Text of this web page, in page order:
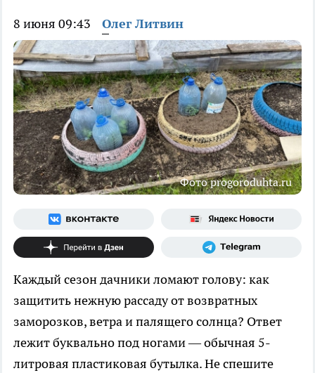
8 июня 09:43 Олег Литвин
Фото progoroduhta.ru
Каждый сезон дачники ломают голову: как
защитить нежную рассаду от возвратных
заморозков, ветра и палящего солнца? Ответ
лежит буквально под ногами — обычная 5-
литровая пластиковая бутылка. Не спешите